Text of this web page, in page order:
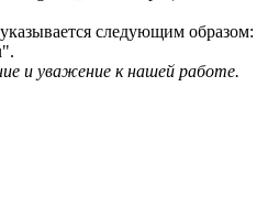
следующим образом:
и уважение к нашей работе.